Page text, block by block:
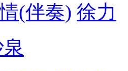
(伴奏) 徐力